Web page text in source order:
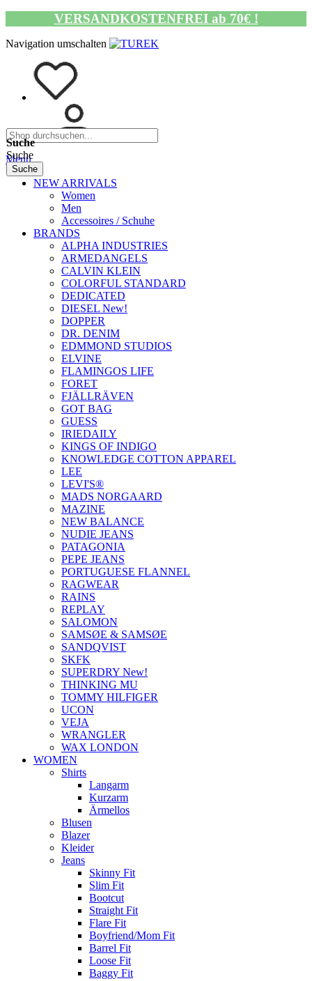
VERSANDKOSTENFREI ab 70€ !
Navigation umschalten
Suche
Suche
Suche
Menü
NEW ARRIVALS
Women
Men
Accessoires / Schuhe
BRANDS
ALPHA INDUSTRIES
ARMEDANGELS
CALVIN KLEIN
COLORFUL STANDARD
DEDICATED
DIESEL New!
DOPPER
DR. DENIM
EDMMOND STUDIOS
ELVINE
FLAMINGOS LIFE
FORET
FJÄLLRÄVEN
GOT BAG
GUESS
IRIEDAILY
KINGS OF INDIGO
KNOWLEDGE COTTON APPAREL
LEE
LEVI'S®
MADS NORGAARD
MAZINE
NEW BALANCE
NUDIE JEANS
PATAGONIA
PEPE JEANS
PORTUGUESE FLANNEL
RAGWEAR
RAINS
REPLAY
SALOMON
SAMSØE & SAMSØE
SANDQVIST
SKFK
SUPERDRY New!
THINKING MU
TOMMY HILFIGER
UCON
VEJA
WRANGLER
WAX LONDON
WOMEN
Shirts
Langarm
Kurzarm
Ärmellos
Blusen
Blazer
Kleider
Jeans
Skinny Fit
Slim Fit
Bootcut
Straight Fit
Flare Fit
Boyfriend/Mom Fit
Barrel Fit
Loose Fit
Baggy Fit